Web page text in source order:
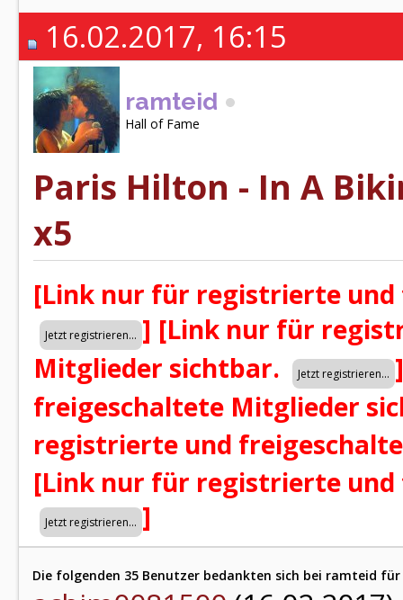
16.02.2017, 16:15
ramteid
Hall of Fame
Paris Hilton - In A
x5
[Link nur für registrierte
] [Link nur für
Mitglieder sichtbar.
]
freigeschaltete Mitglieder
registrierte und
[Link nur für registrierte
]
Die folgenden 35 Benutzer bedankten sich bei ramteid für